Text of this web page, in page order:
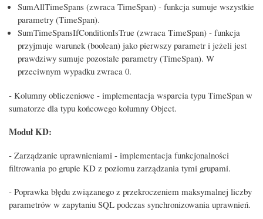
SumAllTimeSpans (zwraca TimeSpan) - funkcja sumuje wszystkie
parametry (TimeSpan).
SumTimeSpansIfConditionIsTrue (zwraca TimeSpan) - funkcja
przyjmuje warunek (boolean) jako pierwszy parametr i jeżeli jest
prawdziwy sumuje pozostałe parametry (TimeSpan). W
przeciwnym wypadku zwraca 0.
- Kolumny obliczeniowe - implementacja wsparcia typu TimeSpan w
sumatorze dla typu końcowego kolumny Object.
Moduł KD:
- Zarządzanie uprawnieniami - implementacja funkcjonalności
filtrowania po grupie KD z poziomu zarządzania tymi grupami.
- Poprawka błędu związanego z przekroczeniem maksymalnej liczby
parametrów w zapytaniu SQL podczas synchronizowania uprawnień.